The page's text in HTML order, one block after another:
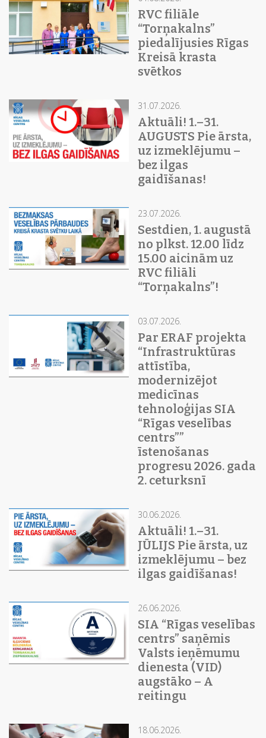
RVC filiāle
“Torņakalns”
piedalījusies Rīgas
Kreisā krasta
svētkos
31.07.2026.
Aktuāli! 1.–31.
AUGUSTS Pie ārsta,
uz izmeklējumu –
bez ilgas
gaidīšanas!
23.07.2026.
Sestdien, 1. augustā
no plkst. 12.00 līdz
15.00 aicinām uz
RVC filiāli
“Torņakalns”!
03.07.2026.
Par ERAF projekta
“Infrastruktūras
attīstība,
modernizējot
medicīnas
tehnoloģijas SIA
“Rīgas veselības
centrs””
īstenošanas
progresu 2026. gada
2. ceturksnī
30.06.2026.
Aktuāli! 1.–31.
JŪLIJS Pie ārsta, uz
izmeklējumu – bez
ilgas gaidīšanas!
26.06.2026.
SIA “Rīgas veselības
centrs” saņēmis
Valsts ieņēmumu
dienesta (VID)
augstāko – A
reitingu
18.06.2026.